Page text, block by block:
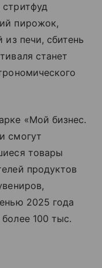
пирожок,
печи, сбитень
станет
«Мой бизнес.
смогут
товары
продуктов
2025 года
100 тыс.